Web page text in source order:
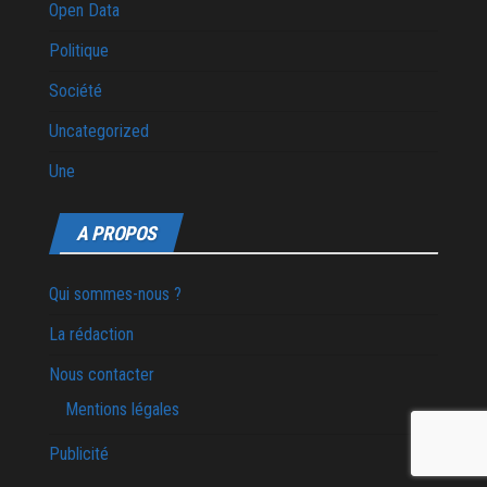
Open Data
Politique
Société
Uncategorized
Une
A PROPOS
Qui sommes-nous ?
La rédaction
Nous contacter
Mentions légales
Publicité